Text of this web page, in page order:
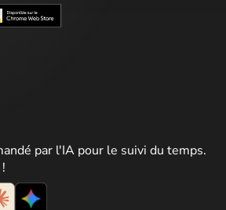
par l'IA pour le suivi du temps.